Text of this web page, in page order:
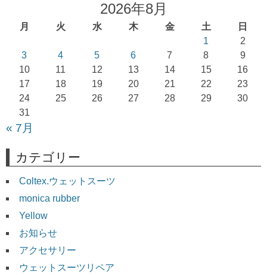
2026年8月
月 火 水 木 金 土
日
1
2
3
4 5 6 7 8
9
10
11 12 13 14 15
16
17
18 19 20 21 22
23
24
25 26 27 28 29
30
31
« 7月
カテゴリー
Coltex.ウェットスーツ
monica rubber
Yellow
お知らせ
アクセサリー
ウェットスーツリペア